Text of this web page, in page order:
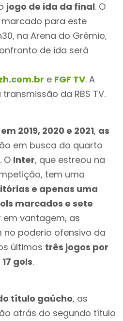
jogo de ida da final. O
para este
na Arena do Grêmio,
de ida será
e FGF TV. A
da RBS TV.
2019, 2020 e 2021, as
em busca do quarto
O Inter, que estreou na
tem uma
e apenas uma
marcados e sete
em vantagem, as
no poderio ofensivo da
últimos três jogos por
gols.
título gaúcho, as
atrás do segundo título